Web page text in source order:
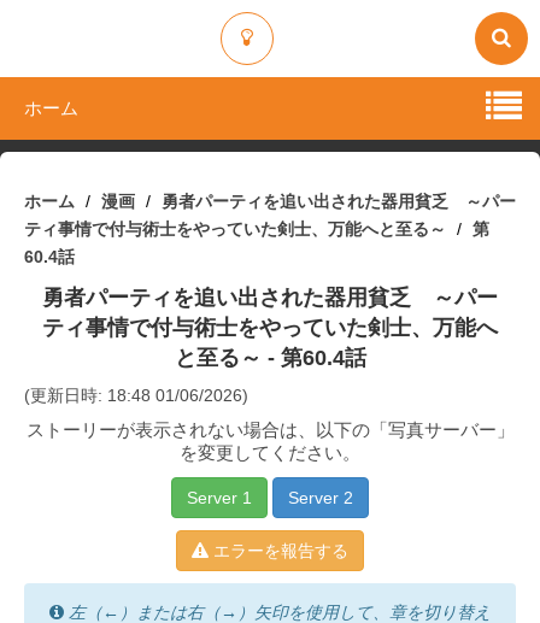
ホーム
ホーム 漫画
勇者パーティを追い出された器用貧乏 ～パー
ティ事情で付与術士をやっていた剣士、万能へと至る～
第
60.4話
勇者パーティを追い出された器用貧乏 ～パー
ティ事情で付与術士をやっていた剣士、万能へ
と至る～ - 第60.4話
(更新日時: 18:48 01/06/2026)
ストーリーが表示されない場合は、以下の「写真サーバー」
を変更してください。
Server 1 Server 2
エラーを報告する
左（←）または右（→）矢印を使用して、章を切り替え